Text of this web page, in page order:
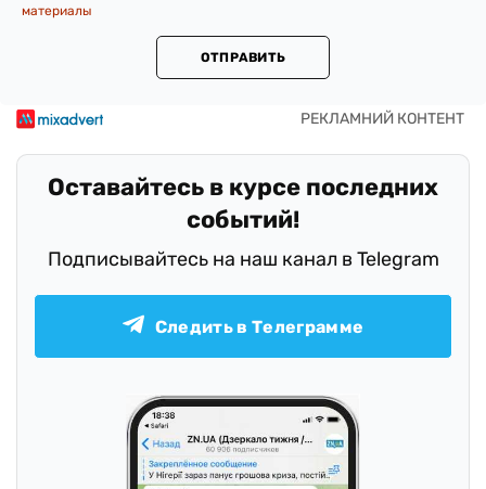
материалы
ОТПРАВИТЬ
Оставайтесь в курсе последних
событий!
Подписывайтесь на наш канал в Telegram
Следить в Телеграмме